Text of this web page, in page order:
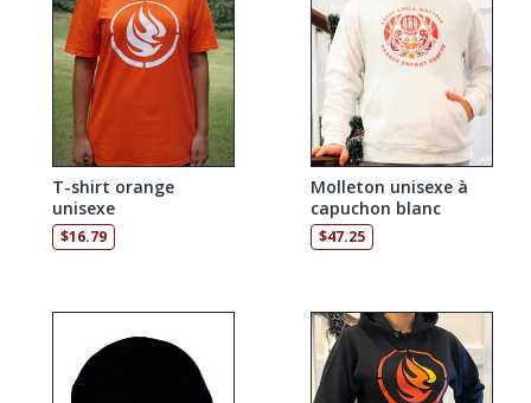
T-shirt orange
unisexe
$16.79
Molleton unisexe à
capuchon blanc
$47.25